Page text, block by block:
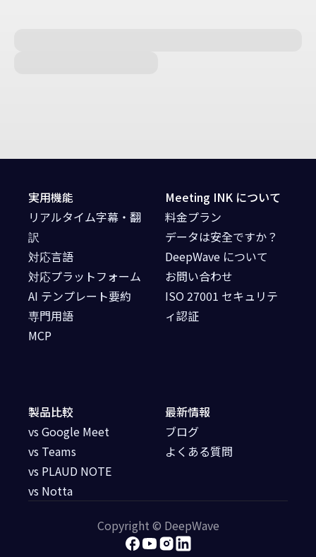
実用機能
リアルタイム字幕・翻
訳
対応言語
対応プラットフォーム
AI テンプレート要約
専門用語
MCP
最新情報
ブログ
よくある質問
製品比較
vs Google Meet
vs Teams
vs PLAUD NOTE
vs Notta
Meeting INK について
料金プラン
データは安全ですか？
DeepWave について
お問い合わせ
ISO 27001 セキュリテ
ィ認証
Copyright © DeepWave